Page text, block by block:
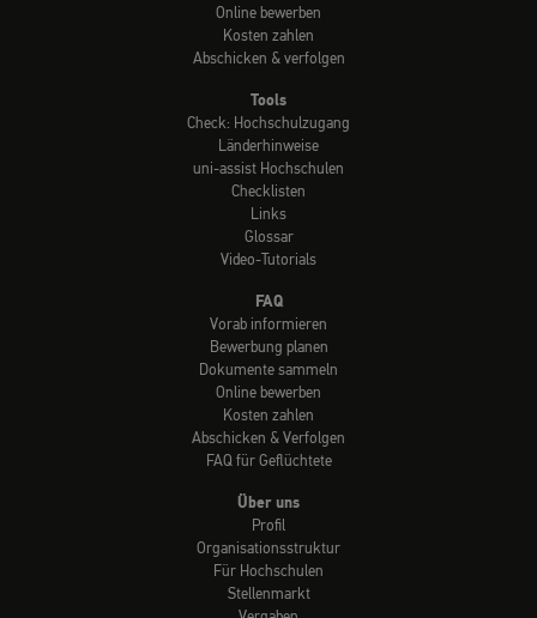
Online bewerben
Kosten zahlen
Abschicken & verfolgen
Tools
Check: Hochschulzugang
Länderhinweise
uni-assist Hochschulen
Checklisten
Links
Glossar
Video-Tutorials
FAQ
Vorab informieren
Bewerbung planen
Dokumente sammeln
Online bewerben
Kosten zahlen
Abschicken & Verfolgen
FAQ für Geflüchtete
Über uns
Profil
Organisationsstruktur
Für Hochschulen
Stellenmarkt